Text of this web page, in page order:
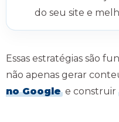
do seu site e
Essas estratégias são
não apenas gerar
no Google e construir